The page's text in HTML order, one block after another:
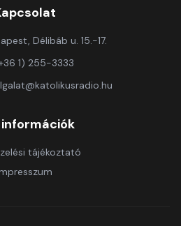
Délibáb u. 15.-17.
1) 255-3333
információk
tájékoztató